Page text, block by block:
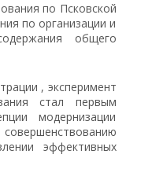
по Псковской
по организации и
общего
, эксперимент
стал первым
модернизации
совершенствованию
эффективных